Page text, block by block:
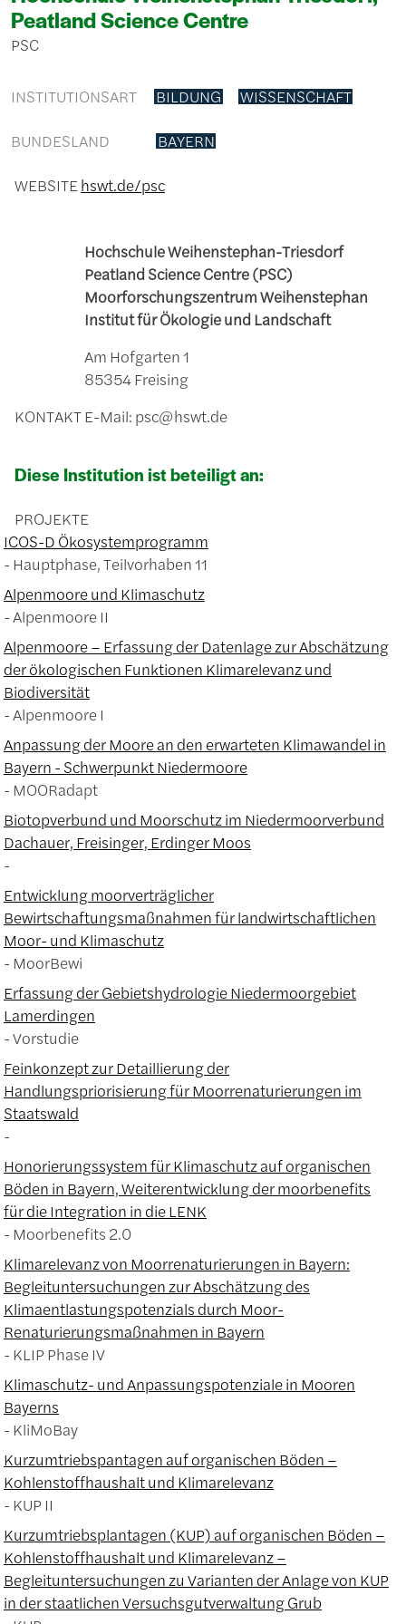
Peatland Science Centre
PSC
INSTITUTIONSART BILDUNG WISSENSCHAFT
BUNDESLAND BAYERN
WEBSITEhswt.de/psc
KONTAKT
Hochschule Weihenstephan-Triesdorf
Peatland Science Centre (PSC)
Moorforschungszentrum Weihenstephan
Institut für Ökologie und Landschaft
Am Hofgarten 1
85354 Freising
E-Mail: psc@hswt.de
Diese Institution ist beteiligt an:
PROJEKTE
ICOS-D Ökosystemprogramm
Hauptphase, Teilvorhaben 11
Alpenmoore und Klimaschutz
Alpenmoore II
Alpenmoore – Erfassung der Datenlage zur Abschätzung
der ökologischen Funktionen Klimarelevanz und
Biodiversität
Alpenmoore I
Anpassung der Moore an den erwarteten Klimawandel in
Bayern - Schwerpunkt Niedermoore
MOORadapt
Biotopverbund und Moorschutz im Niedermoorverbund
Dachauer, Freisinger, Erdinger Moos
Entwicklung moorverträglicher
Bewirtschaftungsmaßnahmen für landwirtschaftlichen
Moor- und Klimaschutz
MoorBewi
Erfassung der Gebietshydrologie Niedermoorgebiet
Lamerdingen
Vorstudie
Feinkonzept zur Detaillierung der
Handlungspriorisierung für Moorrenaturierungen im
Staatswald
Honorierungssystem für Klimaschutz auf organischen
Böden in Bayern, Weiterentwicklung der moorbenefits
für die Integration in die LENK
Moorbenefits 2.0
Klimarelevanz von Moorrenaturierungen in Bayern:
Begleituntersuchungen zur Abschätzung des
Klimaentlastungspotenzials durch Moor-
Renaturierungsmaßnahmen in Bayern
KLIP Phase IV
Klimaschutz- und Anpassungspotenziale in Mooren
Bayerns
KliMoBay
Kurzumtriebspantagen auf organischen Böden –
Kohlenstoffhaushalt und Klimarelevanz
KUP II
Kurzumtriebsplantagen (KUP) auf organischen Böden –
Kohlenstoffhaushalt und Klimarelevanz –
Begleituntersuchungen zu Varianten der Anlage von KUP
in der staatlichen Versuchsgutverwaltung Grub